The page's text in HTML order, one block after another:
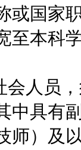
或国家
至本科
人员，
中具有
师）及